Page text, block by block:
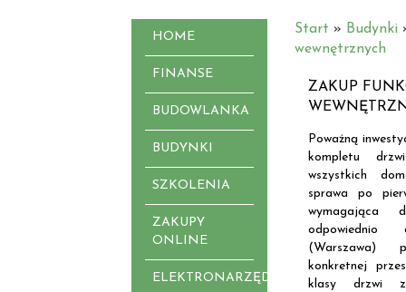
HOME
FINANSE
BUDOWLANKA
BUDYNKI
SZKOLENIA
ZAKUPY
ONLINE
ELEKTRONARZĘDZIA
Start » Budynki
wewnętrznych
ZAKUP
Poważną
kompletu
wszystkich
sprawa po
wymagająca
odpowiednio
(Warszawa)
konkretnej
klasy drzwi